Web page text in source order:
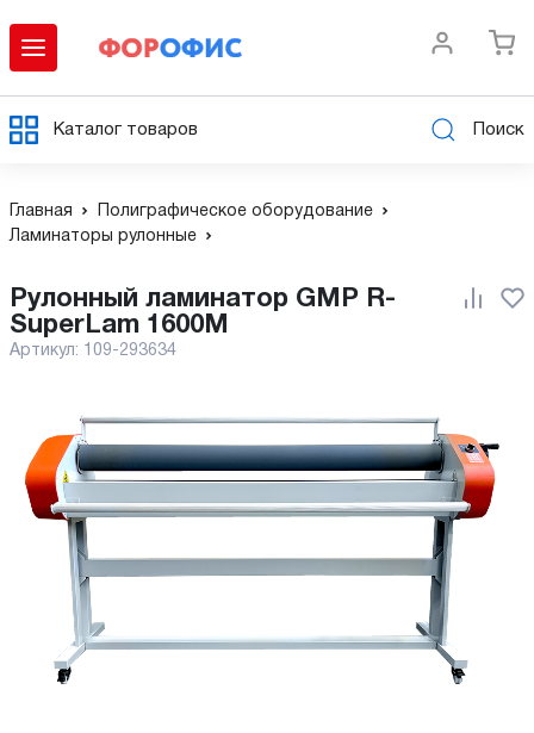
Каталог товаров Поиск
Главная
Полиграфическое оборудование
Ламинаторы рулонные
Рулонный ламинатор GMP R-
SuperLam 1600M
Артикул: 109-293634